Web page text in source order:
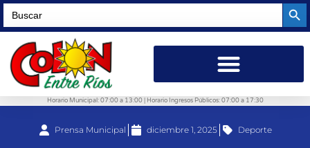
Search
for:
Horario Municipal: 07:00 a 13:00 | Horario Ingresos Públicos: 07:00 a 17:30
Prensa Municipal diciembre 1, 2025 Deporte